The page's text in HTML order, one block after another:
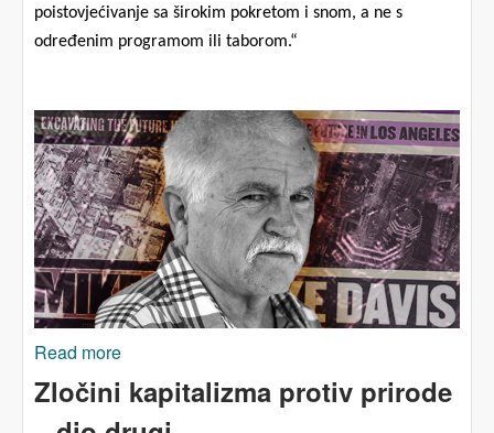
poistovjećivanje sa širokim pokretom i snom, a ne s
određenim programom ili taborom.“
Read more
starog kova
Zločini kapitalizma protiv prirode